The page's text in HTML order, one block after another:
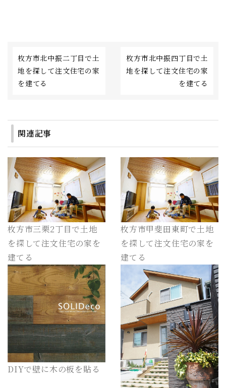
枚方市北中振二丁目で土
地を探して注文住宅の家
を建てる
枚方市北中振四丁目で土
地を探して注文住宅の家
を建てる
関連記事
枚方市三栗2丁目で土地
を探して注文住宅の家を
建てる
枚方市甲斐田東町で土地
を探して注文住宅の家を
建てる
DIYで壁に木の板を貼る